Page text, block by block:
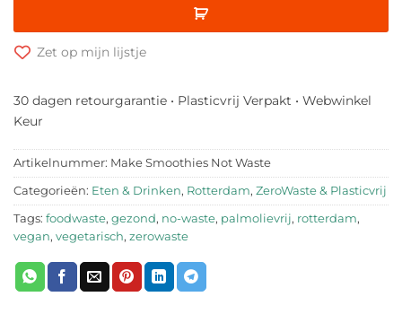
Zet op mijn lijstje
30 dagen retourgarantie • Plasticvrij Verpakt • Webwinkel
Keur
Artikelnummer: Make Smoothies Not Waste
Categorieën: Eten & Drinken, Rotterdam, ZeroWaste & Plasticvrij
Tags: foodwaste, gezond, no-waste, palmolievrij, rotterdam,
vegan, vegetarisch, zerowaste